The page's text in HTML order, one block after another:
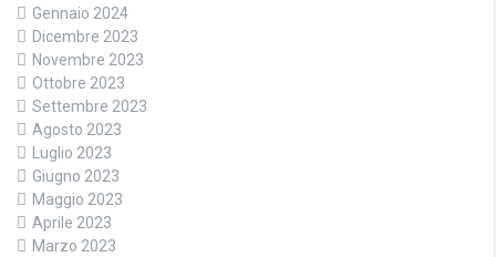
Gennaio 2024
Dicembre 2023
Novembre 2023
Ottobre 2023
Settembre 2023
Agosto 2023
Luglio 2023
Giugno 2023
Maggio 2023
Aprile 2023
Marzo 2023